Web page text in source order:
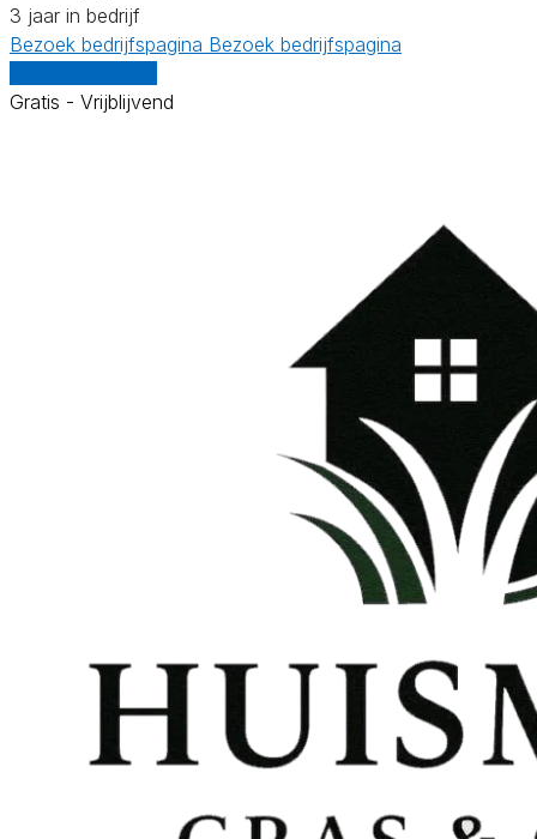
3 jaar in bedrijf
Bezoek bedrijfspagina Bezoek bedrijfspagina
Gratis - Vrijblijvend